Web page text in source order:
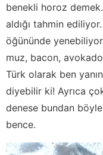
benekli horoz
aldığı tahmin
öğününde
muz, bacon,
Türk olarak ben
diyebilir ki! Ayrıca
denese bundan
bence.